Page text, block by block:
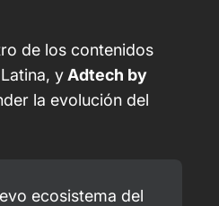
de los contenidos
yAdtech by
la evolución del
ecosistema del